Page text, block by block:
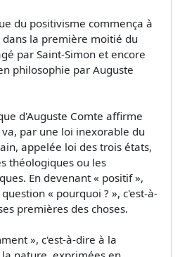
du positivisme commença à
la première moitié du
par Saint-Simon et encore
philosophie par Auguste
d'Auguste Comte affirme
par une loi inexorable du
appelée loi des trois états,
théologiques ou les
En devenant « positif »,
« pourquoi ? », c'est-à-
premières des choses.
», c'est-à-dire à la